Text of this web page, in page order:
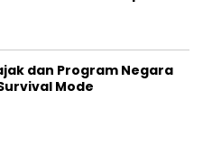
dan Program Negara
Mode